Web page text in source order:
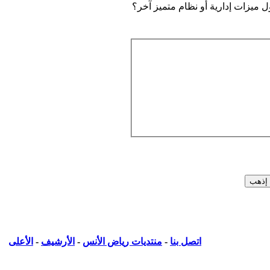
إدارية أو نظام متميز آخر؟
اتصل بنا - منتديات رياض الأنس - الأرشيف - الأعلى